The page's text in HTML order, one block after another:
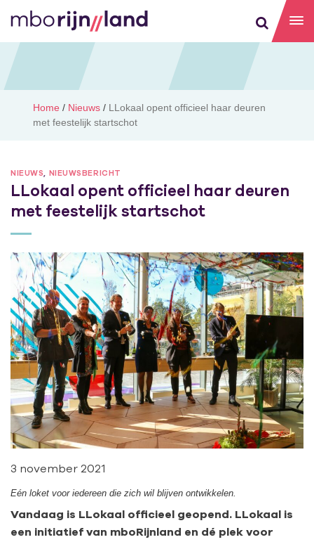
Home / Nieuws / LLokaal opent officieel haar deuren
met feestelijk startschot
NIEUWS NIEUWSBERICHT
LLokaal opent officieel haar deuren
met feestelijk startschot
3 november 2021
Eén loket voor iedereen die zich wil blijven ontwikkelen.
Vandaag is LLokaal officieel geopend. LLokaal is
een initiatief van mboRijnland en dé plek voor